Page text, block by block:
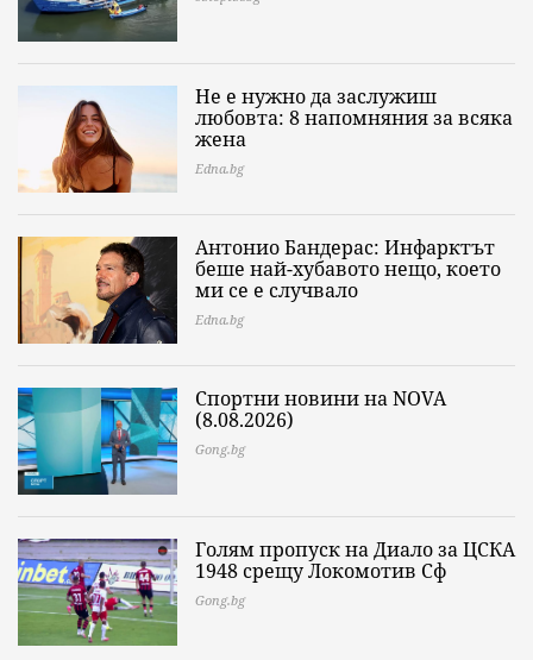
Не е нужно да заслужиш
любовта: 8 напомняния за всяка
жена
Edna.bg
Антонио Бандерас: Инфарктът
беше най-хубавото нещо, което
ми се е случвало
Edna.bg
Спортни новини на NOVA
(8.08.2026)
Gong.bg
Голям пропуск на Диало за ЦСКА
1948 срещу Локомотив Сф
Gong.bg